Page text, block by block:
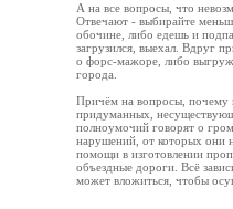
А на все вопросы, что
Отвечают - выбирайте
обочине, либо едешь и
загрузился, выехал. Вдруг
о форс-мажоре, либо
города.
Причём на вопросы, почему
придуманных,
полноумочий говорят о
нарушений, от которых они
помощи в изготовлении
объездные дороги. Всё
может вложиться, чтобы